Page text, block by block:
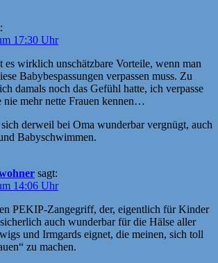
17:30 Uhr
es wirklich unschätzbare Vorteile, wenn man
Babybespassungen verpassen muss. Zu
damals noch das Gefühl hatte, ich verpasse
nie mehr nette Frauen kennen…
derweil bei Oma wunderbar vergnügt, auch
Babyschwimmen.
sagt:
14:06 Uhr
PEKIP-Zangegriff, der, eigentlich für Kinder
auch wunderbar für die Hälse aller
und Irmgards eignet, die meinen, sich toll
zu machen.